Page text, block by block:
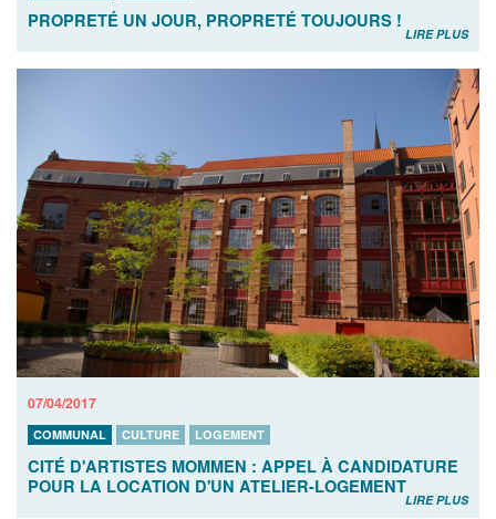
PROPRETÉ UN JOUR, PROPRETÉ TOUJOURS !
LIRE PLUS
07/04/2017
COMMUNAL CULTURE LOGEMENT
CITÉ D'ARTISTES MOMMEN : APPEL À CANDIDATURE
POUR LA LOCATION D'UN ATELIER-LOGEMENT
LIRE PLUS